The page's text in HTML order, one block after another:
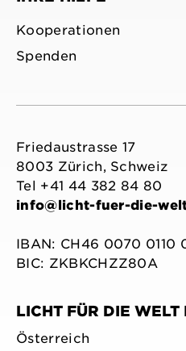
Kooperationen
Spenden
Friedaustrasse 17
8003 Zürich, Schweiz
Tel +41 44 382 84 80
info@licht-fuer-die-
IBAN: CH46 0070 0110
BIC: ZKBKCHZZ80A
LICHT FÜR DIE
Österreich